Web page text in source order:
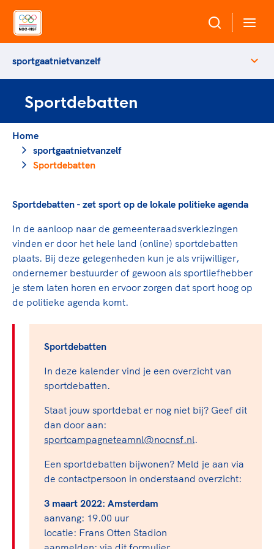
Over NOC*NSF
Sportagenda 2032
Leden
Algemene Vergadering
Raad van Toezicht en Bestuur
Geven aan Sport
Sportonderzoek
TeamNL kids
Olympische geschiedenis
Nieuwspagina
Sport gaat niet vanzelf
Sportdeelname
Bonden en professionals in de sport
Beleidsmedewerkers
Coördinatoren en opleiders
Trainer-coaches
Officials
Veilige en integere sport
Diversiteit en inclusie
Bekwaam sportkader
Vitale clubs en bestuurlijk kader
Sportmatch
Clubacties
Opleidingen en trainingen
High5 Stappenplan
Ruimte voor sport
Topsport
Voor talentvolle sporters
Paralympische Talentdag
TeamNL Academie Kalender
Kennisaanbod TeamNL Experts
Olympische Spelen LA28
Europese Spelen Istanbul 2027
Topsportbeleid
Topsportfinanciering
Maatschappelijke waarde topsport
Top teamsportcompetities
Voor bonden
Pers
sportgaatnietvanzelf
Sportdebatten
Home
sportgaatnietvanzelf
Sportdebatten
Sportdebatten - zet sport op de lokale politieke agenda
In de aanloop naar de gemeenteraadsverkiezingen
vinden er door het hele land (online) sportdebatten
plaats. Bij deze gelegenheden kun je als vrijwilliger,
ondernemer bestuurder of gewoon als sportliefhebber
je stem laten horen en ervoor zorgen dat sport hoog op
de politieke agenda komt.
Sportdebatten
In deze kalender vind je een overzicht van
sportdebatten.
Staat jouw sportdebat er nog niet bij? Geef dit
dan door aan:
sportcampagneteamnl@nocnsf.nl.
Een sportdebatten bijwonen? Meld je aan via
de contactpersoon in onderstaand overzicht:
3 maart 2022: Amsterdam
aanvang: 19.00 uur
locatie: Frans Otten Stadion